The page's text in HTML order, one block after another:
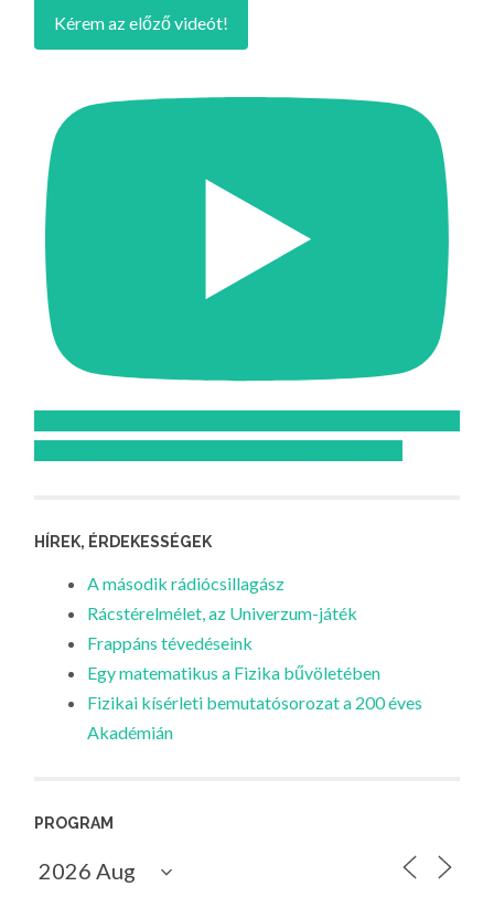
Kérem az előző videót!
HÍREK, ÉRDEKESSÉGEK
A második rádiócsillagász
Rácstérelmélet, az Univerzum-játék
Frappáns tévedéseink
Egy matematikus a Fizika bűvöletében
Fizikai kísérleti bemutatósorozat a 200 éves
Akadémián
PROGRAM